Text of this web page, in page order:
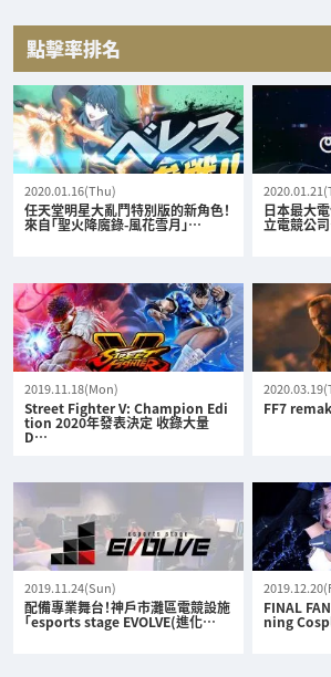
點擊率排名
2020.01.16(Thu)
任天堂明星大亂鬥特別版的新角色！
來自「聖火降魔錄-風花雪月」…
日本最大
立電競公
2019.11.18(Mon)
Street Fighter V: Champion Edi
tion 2020年發表決定 收錄大量
D…
FF7
2019.11.24(Sun)
配備專業舞台！神戶市灘區電競設施
「esports stage EVOLVE(進化…
FINAL
ning